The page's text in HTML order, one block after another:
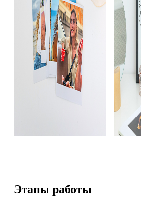
Этапы работы